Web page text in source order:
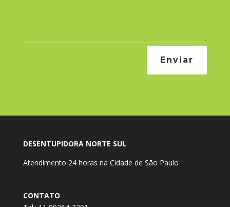
Enviar
DESENTUPIDORA NORTE SUL
Atendimento 24 horas na Cidade de São Paulo
CONTATO